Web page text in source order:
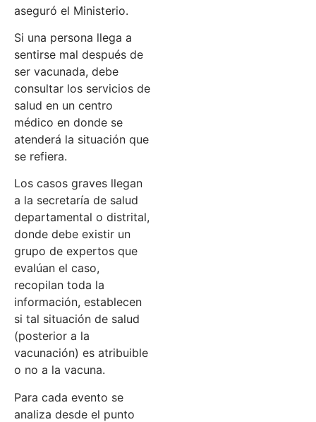
aseguró el Ministerio.
Si una persona llega a
sentirse mal después de
ser vacunada, debe
consultar los servicios de
salud en un centro
médico en donde se
atenderá la situación que
se refiera.
Los casos graves llegan
a la secretaría de salud
departamental o distrital,
donde debe existir un
grupo de expertos que
evalúan el caso,
recopilan toda la
información, establecen
si tal situación de salud
(posterior a la
vacunación) es atribuible
o no a la vacuna.
Para cada evento se
analiza desde el punto